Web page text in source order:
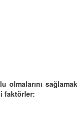
olmalarını
faktörler: